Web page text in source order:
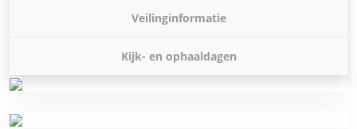
Veilinginformatie
Kijk- en ophaaldagen